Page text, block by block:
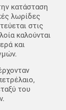
κατάσταση
λωρίδες
στις
καλούνται
και
του